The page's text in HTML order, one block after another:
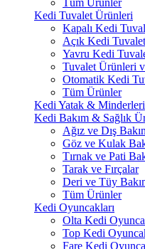
Tüm Ürünler
Kedi Tuvalet Ürünleri
Kapalı Kedi
Açık Kedi
Yavru Kedi
Tuvalet Ürünleri
Otomatik Kedi
Tüm Ürünler
Kedi Yatak & Minderleri
Kedi Bakım & Sağlık
Ağız ve Dış
Göz ve Kulak
Tırnak ve Pati
Tarak ve Fırçalar
Deri ve Tüy
Tüm Ürünler
Kedi Oyuncakları
Olta Kedi
Top Kedi
Fare Kedi